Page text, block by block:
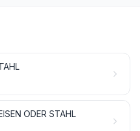
ODER STAHL